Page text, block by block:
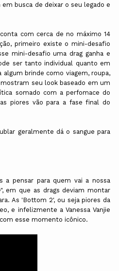
busca de deixar o seu legado e
com cerca de no máximo 14
primeiro existe o mini-desafio
mini-desafio uma drag ganha e
ser tanto individual quanto em
algum brinde como viagem, roupa,
seu look baseado em um
somado com a perfomace do
piores vão para a fase final do
geralmente dá o sangue para
a pensar para quem vai a nossa
", em que as drags deviam montar
As 'Bottom 2', ou seja piores da
e infelizmente a Vanessa Vanjie
esse momento icônico.